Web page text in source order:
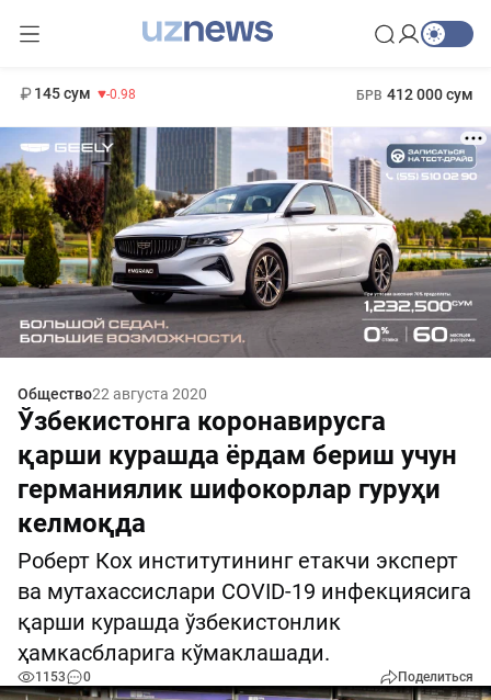
145 сум -0.98 БРВ 412 000 сум
Общество22 августа 2020
Ўзбекистонга коронавирусга
қарши курашда ёрдам бериш учун
германиялик шифокорлар гуруҳи
келмоқда
Роберт Кох институтининг етакчи эксперт
ва мутахассислари COVID-19 инфекциясига
қарши курашда ўзбекистонлик
ҳамкасбларига кўмаклашади.
1153 0 Поделиться